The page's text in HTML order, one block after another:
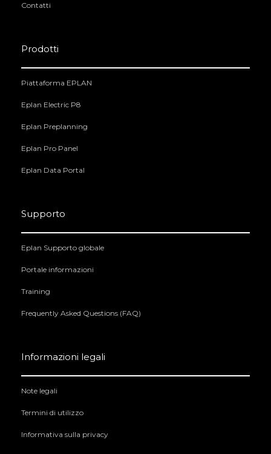
Contatti
Prodotti
Piattaforma EPLAN
Eplan Electric P8
Eplan Preplanning
Eplan Pro Panel
Eplan Data Portal
Supporto
Eplan Supporto globale
Portale informazioni
Training
Frequently Asked Questions (FAQ)
Informazioni legali
Note legali
Termini di utilizzo
Informativa sulla privacy